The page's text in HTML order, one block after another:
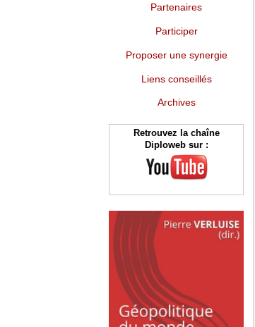
Partenaires
Participer
Proposer une synergie
Liens conseillés
Archives
Retrouvez la chaîne
Diploweb sur :